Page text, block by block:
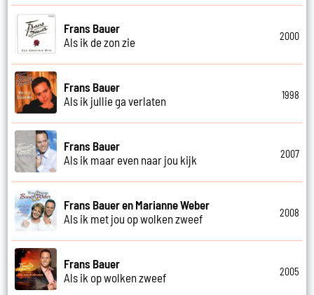
Frans Bauer
Als ik de zon zie
2000
Frans Bauer
Als ik jullie ga verlaten
1998
Frans Bauer
Als ik maar even naar jou kijk
2007
Frans Bauer en Marianne Weber
Als ik met jou op wolken zweef
2008
Frans Bauer
Als ik op wolken zweef
2005